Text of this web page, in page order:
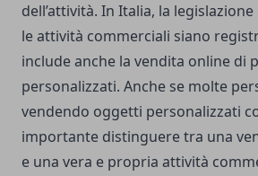
dell’attività. In Italia, la
le attività commerciali siano
include anche la vendita online di
personalizzati. Anche se molte
vendendo oggetti personalizzati
importante distinguere tra una
e una vera e propria attività